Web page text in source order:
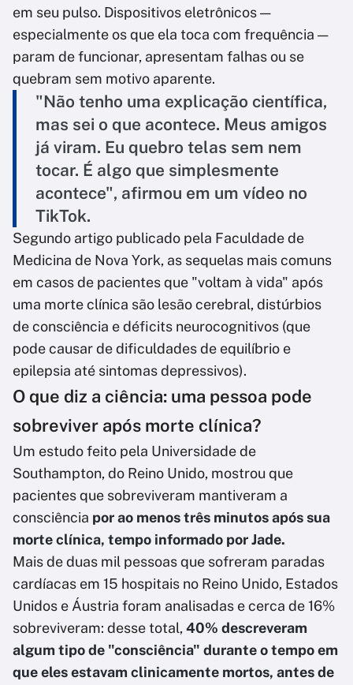
em seu pulso. Dispositivos eletrônicos —
especialmente os que ela toca com frequência —
param de funcionar, apresentam falhas ou se
quebram sem motivo aparente.
"Não tenho uma explicação científica,
mas sei o que acontece. Meus amigos
já viram. Eu quebro telas sem nem
tocar. É algo que simplesmente
acontece", afirmou em um vídeo no
TikTok.
Segundo artigo publicado pela Faculdade de
Medicina de Nova York, as sequelas mais comuns
em casos de pacientes que "voltam à vida" após
uma morte clínica são lesão cerebral, distúrbios
de consciência e déficits neurocognitivos (que
pode causar de dificuldades de equilíbrio e
epilepsia até sintomas depressivos).
O que diz a ciência: uma pessoa pode
sobreviver após morte clínica?
Um estudo feito pela Universidade de
Southampton, do Reino Unido, mostrou que
pacientes que sobreviveram mantiveram a
consciência por ao menos três minutos após sua
morte clínica, tempo informado por Jade.
Mais de duas mil pessoas que sofreram paradas
cardíacas em 15 hospitais no Reino Unido, Estados
Unidos e Áustria foram analisadas e cerca de 16%
sobreviveram: desse total, 40% descreveram
algum tipo de "consciência" durante o tempo em
que eles estavam clinicamente mortos, antes de